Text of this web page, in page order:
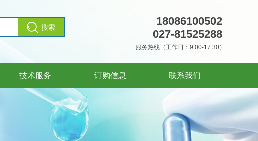
18086100502
027-81525288
服务热线（工作日：9:00-17:30）
技术服务 订购信息
联系我们
联系我们